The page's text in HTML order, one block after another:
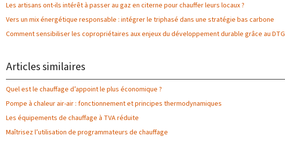
Les artisans ont-ils intérêt à passer au gaz en citerne pour chauffer leurs locaux ?
Vers un mix énergétique responsable : intégrer le triphasé dans une stratégie bas carbone
Comment sensibiliser les copropriétaires aux enjeux du développement durable grâce au DTG
Articles similaires
Quel est le chauffage d’appoint le plus économique ?
Pompe à chaleur air-air : fonctionnement et principes thermodynamiques
Les équipements de chauffage à TVA réduite
Maîtrisez l’utilisation de programmateurs de chauffage